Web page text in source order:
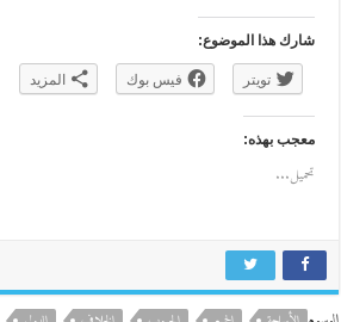
شارك هذا الموضوع:
تويتر فيس بوك المزيد
معجب بهذه:
تحميل...